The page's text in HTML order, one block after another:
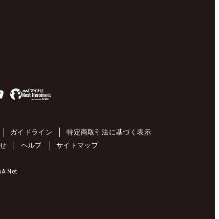
ガイドライン
特定商取引法に基づく表示
ヘルプ サイトマップ
Net